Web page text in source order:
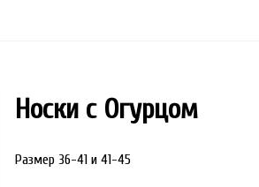
под заказ от 70 пар одного размера
Носки с Огурцом
Размер 36-41 и 41-45